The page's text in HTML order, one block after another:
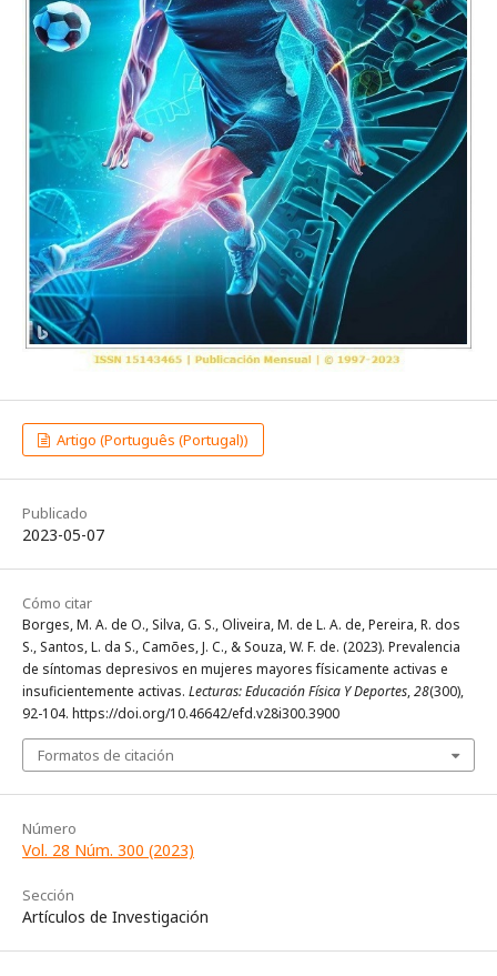
Artigo (Português (Portugal))
Publicado
2023-05-07
Cómo citar
Borges, M. A. de O., Silva, G. S., Oliveira, M. de L. A. de, Pereira, R. dos
S., Santos, L. da S., Camões, J. C., & Souza, W. F. de. (2023). Prevalencia
de síntomas depresivos en mujeres mayores físicamente activas e
insuficientemente activas. Lecturas: Educación Física Y Deportes,28(300),
92-104. https://doi.org/10.46642/efd.v28i300.3900
Formatos de citación
Número
Vol. 28 Núm. 300 (2023)
Sección
Artículos de Investigación